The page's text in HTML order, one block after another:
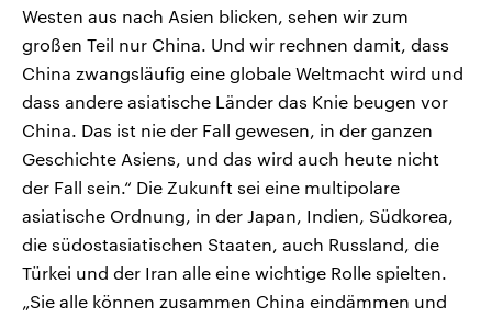
Westen aus nach Asien blicken, sehen wir zum
großen Teil nur China. Und wir rechnen damit, dass
China zwangsläufig eine globale Weltmacht wird und
dass andere asiatische Länder das Knie beugen vor
China. Das ist nie der Fall gewesen, in der ganzen
Geschichte Asiens, und das wird auch heute nicht
der Fall sein.“ Die Zukunft sei eine multipolare
asiatische Ordnung, in der Japan, Indien, Südkorea,
die südostasiatischen Staaten, auch Russland, die
Türkei und der Iran alle eine wichtige Rolle spielten.
„Sie alle können zusammen China eindämmen und